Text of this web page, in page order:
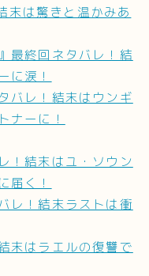
末は驚きと温かみあ
最終回ネタバレ！結
に涙！
バレ！結末はウンギ
ナーに！
！結末はユ・ソウン
届く！
レ！結末ラストは衝
末はラエルの復讐で